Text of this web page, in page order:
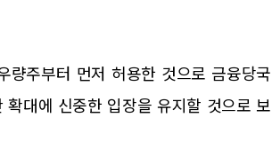
주부터 먼저 허용한 것으로 금융당국
대에 신중한 입장을 유지할 것으로 보